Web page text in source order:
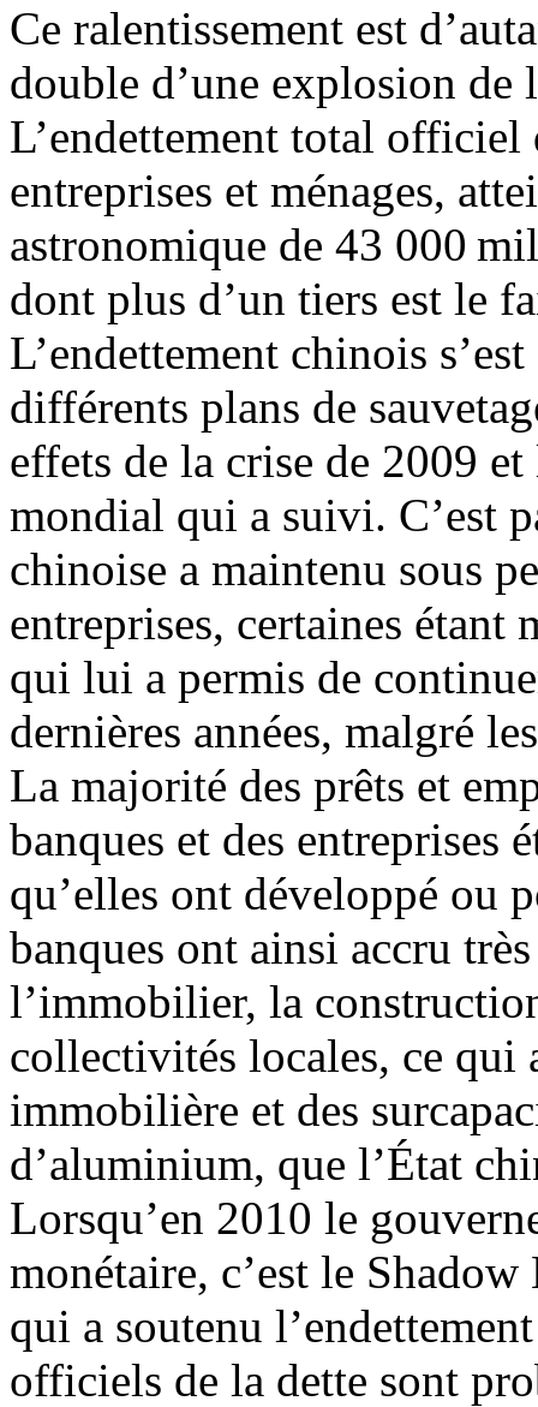
Ce ralentissement est
double d’une explosion
L’endettement total
entreprises et ménages,
astronomique de 43 000
dont plus d’un tiers est le
L’endettement chinois
différents plans de
effets de la crise de 2009
mondial qui a suivi. C’est
chinoise a maintenu sous
entreprises, certaines étant
qui lui a permis de
dernières années, malgré
La majorité des prêts et
banques et des entreprises
qu’elles ont développé ou
banques ont ainsi accru
l’immobilier, la
collectivités locales, ce qui
immobilière et des
d’aluminium, que l’État
Lorsqu’en 2010 le
monétaire, c’est le
qui a soutenu
officiels de la dette sont